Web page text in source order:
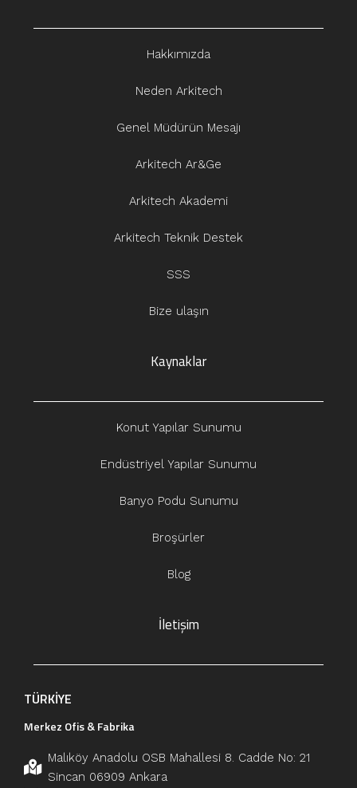
Hakkımızda
Neden Arkitech
Genel Müdürün Mesajı
Arkitech Ar&Ge
Arkitech Akademi
Arkitech Teknik Destek
SSS
Bize ulaşın
Kaynaklar
Konut Yapılar Sunumu
Endüstriyel Yapılar Sunumu
Banyo Podu Sunumu
Broşürler
Blog
İletişim
TÜRKİYE
Merkez Ofis & Fabrika
Malıköy Anadolu OSB Mahallesi 8. Cadde No: 21
Sincan 06909 Ankara